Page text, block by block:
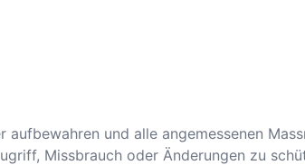
aufbewahren und alle angemessenen
Missbrauch oder Änderungen zu